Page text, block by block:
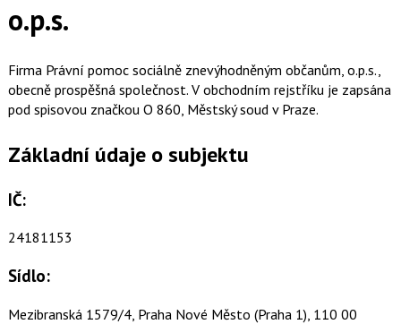
o.p.s.
Firma Právní pomoc sociálně znevýhodněným občanům, o.p.s.,
obecně prospěšná společnost. V obchodním rejstříku je zapsána
pod spisovou značkou O 860, Městský soud v Praze.
Základní údaje o subjektu
IČ:
24181153
Sídlo:
Mezibranská 1579/4, Praha Nové Město (Praha 1), 110 00